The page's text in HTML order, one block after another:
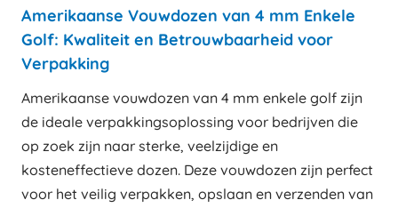
Amerikaanse Vouwdozen van 4 mm Enkele
Golf: Kwaliteit en Betrouwbaarheid voor
Verpakking
Amerikaanse vouwdozen van 4 mm enkele golf zijn
de ideale verpakkingsoplossing voor bedrijven die
op zoek zijn naar sterke, veelzijdige en
kosteneffectieve dozen. Deze vouwdozen zijn perfect
voor het veilig verpakken, opslaan en verzenden van